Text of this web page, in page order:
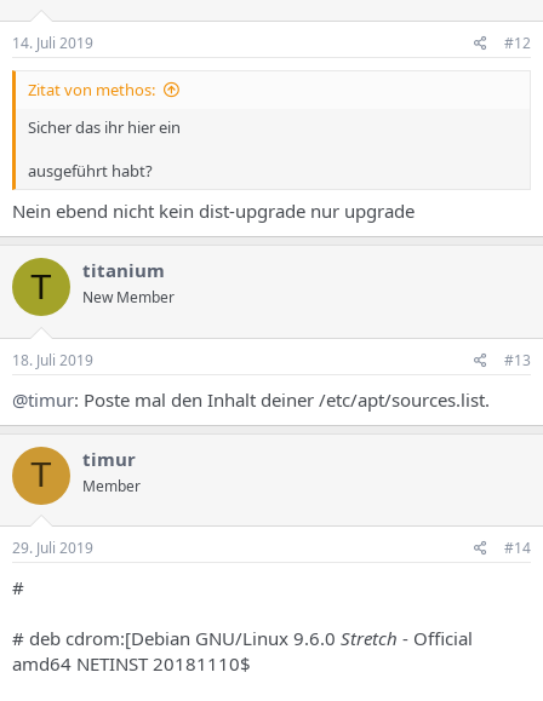
14. Juli 2019 #12
Zitat von methos:
Sicher das ihr hier ein
ausgeführt habt?
Nein ebend nicht kein dist-upgrade nur upgrade
T titanium
New Member
18. Juli 2019 #13
@timur: Poste mal den Inhalt deiner /etc/apt/sources.list.
T timur
Member
29. Juli 2019 #14
#
# deb cdrom:[Debian GNU/Linux 9.6.0 Stretch - Official
amd64 NETINST 20181110$